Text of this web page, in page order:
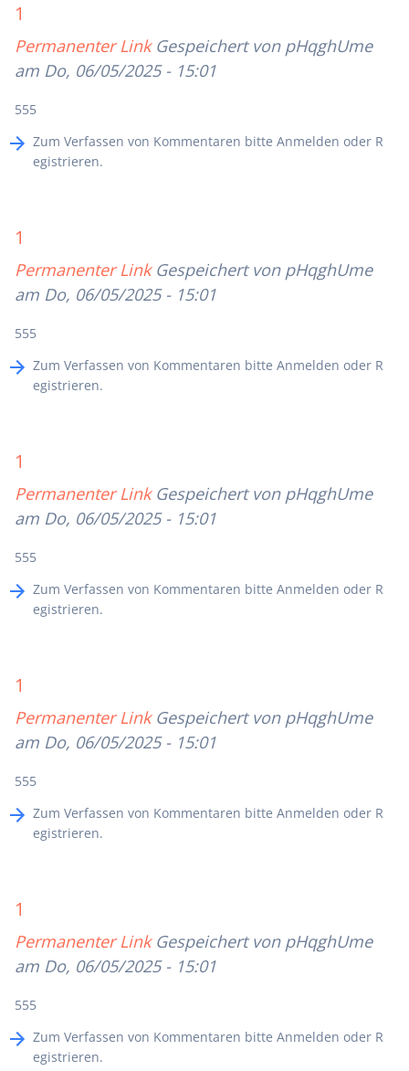
1
Permanenter Link Gespeichert von pHqghUme
am Do, 06/05/2025 - 15:01
555
Zum Verfassen von Kommentaren bitte Anmelden oder R
egistrieren.
1
Permanenter Link Gespeichert von pHqghUme
am Do, 06/05/2025 - 15:01
555
Zum Verfassen von Kommentaren bitte Anmelden oder R
egistrieren.
1
Permanenter Link Gespeichert von pHqghUme
am Do, 06/05/2025 - 15:01
555
Zum Verfassen von Kommentaren bitte Anmelden oder R
egistrieren.
1
Permanenter Link Gespeichert von pHqghUme
am Do, 06/05/2025 - 15:01
555
Zum Verfassen von Kommentaren bitte Anmelden oder R
egistrieren.
1
Permanenter Link Gespeichert von pHqghUme
am Do, 06/05/2025 - 15:01
555
Zum Verfassen von Kommentaren bitte Anmelden oder R
egistrieren.